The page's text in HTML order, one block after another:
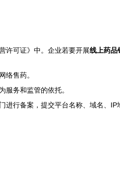
许可证》中。企业若要开展线上药品
络售药。
服务和监管的依托。
行备案，提交平台名称、域名、IP